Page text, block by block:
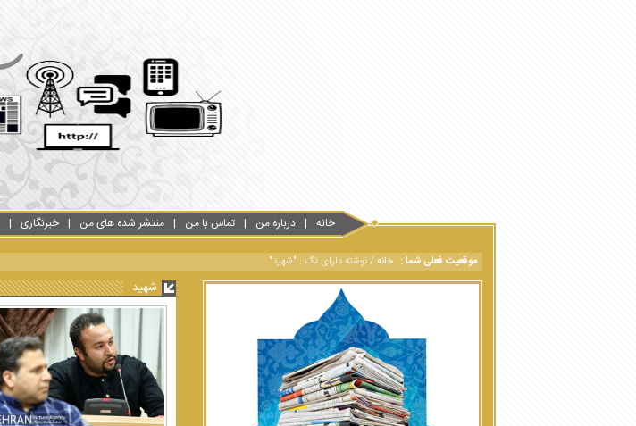
خانه درباره من تماس با من منتشر شده های من خبرنگاری
موقعیت فعلی شما : خانه/نوشته دارای تگ : "شهید"
شهید